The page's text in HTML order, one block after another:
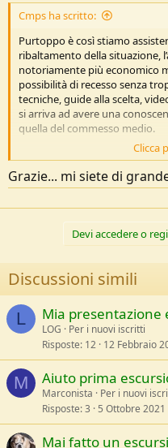
Cmps ha scritto:
Purtoppo è così stiamo
ribaltamento della situazione,
notoriamente più economico
possibilità di recesso senza
tecniche, guide alla scelta,
si arriva ad avere una
quella del commesso medio.
Recentemente ho acquistato
perché a differenza di come
parere competente potesse
avrei preso il numero giusto
avuto 1 mese per il recesso,
@Giuliettasopratutto alla luce
particolari vai con l‘online,
politica di reso e se possibile
tuo compagno.
Clicca
Grazie... mi siete di
Devi accedere o
Discussioni simili
L Mia presentazione
LOG
Per i nuovi iscritti
Risposte 12 12 Febbraio
M Aiuto prima
Marconista
Per i nuovi
Risposte 3 5 Ottobre 2021
Mai fatto un